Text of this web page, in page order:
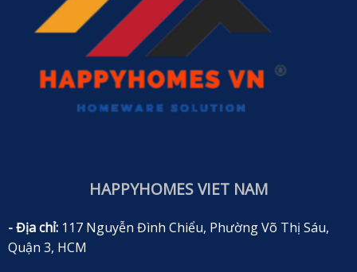
HAPPYHOMES VIET NAM
- Địa chỉ:117 Nguyễn Đình Chiểu, Phường Võ Thị Sáu,
Quận 3, HCM